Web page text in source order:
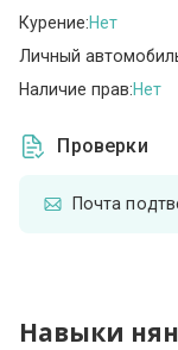
Курение:Нет
Личный
Наличие прав:Нет
Проверки
Почта
Навыки